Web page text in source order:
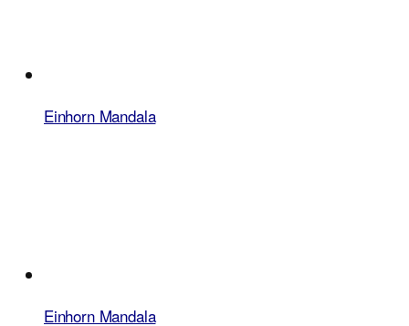
Einhorn Mandala
Einhorn Mandala